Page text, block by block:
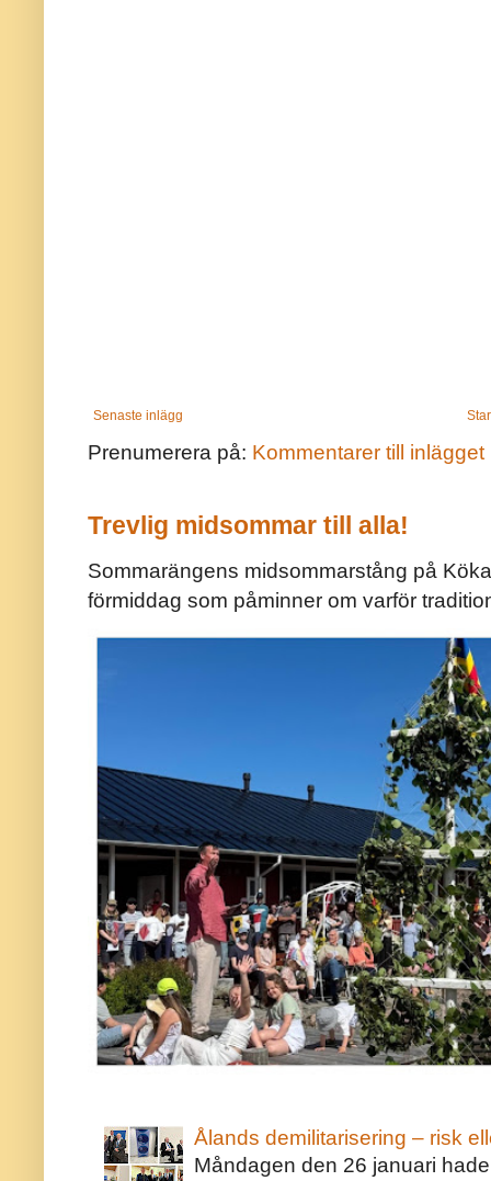
Senaste inlägg
Prenumerera på: Kommentarer till inlägget
Trevlig midsommar till alla!
Sommarängens midsommarstång på
förmiddag som påminner om varför
Ålands demilitarisering – risk
Måndagen den 26 januari